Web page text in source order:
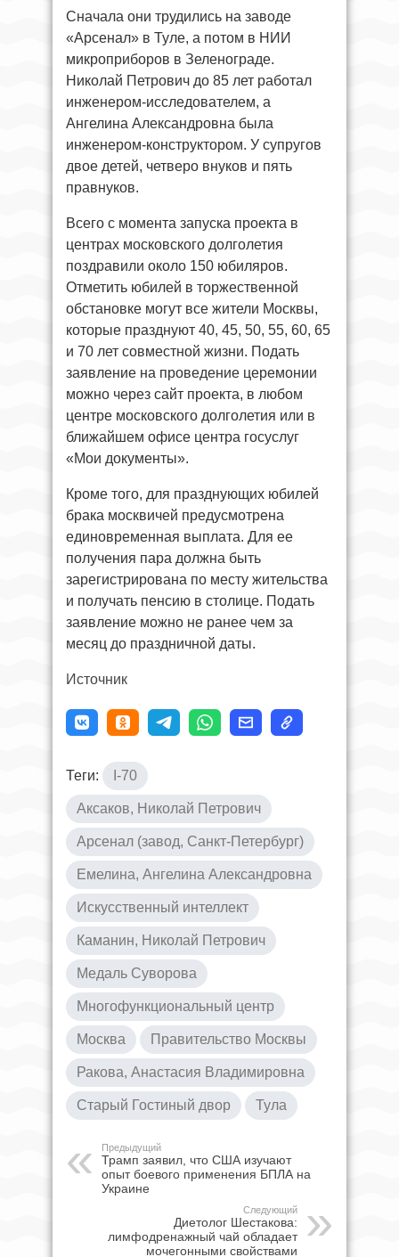
Сначала они трудились на заводе
«Арсенал» в Туле, а потом в НИИ
микроприборов в Зеленограде.
Николай Петрович до 85 лет работал
инженером-исследователем, а
Ангелина Александровна была
инженером-конструктором. У супругов
двое детей, четверо внуков и пять
правнуков.
Всего с момента запуска проекта в
центрах московского долголетия
поздравили около 150 юбиляров.
Отметить юбилей в торжественной
обстановке могут все жители Москвы,
которые празднуют 40, 45, 50, 55, 60, 65
и 70 лет совместной жизни. Подать
заявление на проведение церемонии
можно через сайт проекта, в любом
центре московского долголетия или в
ближайшем офисе центра госуслуг
«Мои документы».
Кроме того, для празднующих юбилей
брака москвичей предусмотрена
единовременная выплата. Для ее
получения пара должна быть
зарегистрирована по месту жительства
и получать пенсию в столице. Подать
заявление можно не ранее чем за
месяц до праздничной даты.
Источник
Теги: I-70
Аксаков, Николай Петрович
Арсенал (завод, Санкт-Петербург)
Емелина, Ангелина Александровна
Искусственный интеллект
Каманин, Николай Петрович
Медаль Суворова
Многофункциональный центр
Москва Правительство Москвы
Ракова, Анастасия Владимировна
Старый Гостиный двор Тула
Предыдущий
Трамп заявил, что США изучают
опыт боевого применения БПЛА на
Украине
Следующий
Диетолог Шестакова:
лимфодренажный чай обладает
мочегонными свойствами